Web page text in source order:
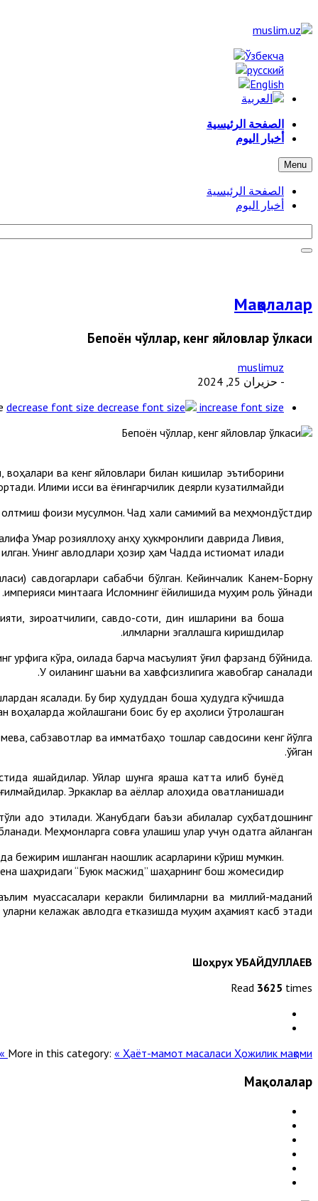
الصفحة الرئيسية
أخبار اليوم
Menu
الصفحة الرئيسية
أخبار اليوم
Мақолалар
Бепоён чўллар, кенг яйловлар ўлкаси
muslimuz
- حزيران 25, 2024
decrease font size increase font size
воҳала­ри ва кенг яйловлари билан кишилар эъти­борини
Иқлими иссиқ ва ёғингарчилик деярли кузатилмайди.
фоизи мусулмон. Чад халқи самимий ва меҳмондўстдир.
Умар розияллоҳу анҳу ҳукмронлиги даврида Ливия,
Унинг авлодлари ҳозир ҳам Чадда истиқомат қилади.
савдогарлари сабабчи бўлган. Кейинчалик Канем-Борну
империяси минтақага Исломнинг ёйилишида муҳим роль ўйнади.
зироатчилиги, савдо-сотиқ, дин ишларини ва бошқа
илмларни эгаллашга киришдилар.
урфига кўра, оилада барча масъулият ўғил фарзанд бўйнида.
У оиланинг шаъни ва хавфсизлигига жавобгар саналади.
ясалади. Бу бир ҳудуддан бошқа ҳудудга кўчишда
воҳаларда жойлашгани боис бу ер аҳолиси ўтроқлашган.
сабзавотлар ва қимматбаҳо тошлар савдосини кенг йўлга
қўйган.
яшайдилар. Уйлар шунга яраша катта қилиб бунёд
Эркаклар ва аёллар алоҳида овқатланишади.
адо этилади. Жанубдаги баъзи қабилалар суҳбатдошнинг
Меҳмонларга совға улашиш улар учун одатга айланган.
ишланган наққошлик асарларини кўриш мумкин.
шаҳридаги “Буюк масжид” шаҳарнинг бош жомесидир.
муассасалари керакли билимларни ва миллий-маданий
келажак авлодга етказишда муҳим аҳа­мият касб этади.
Шоҳрух УБАЙДУЛЛАЕВ
Read 3625 times
More in this category: « Ҳаёт-мамот масаласи Ҳожилик мақоми »
Мақолалар